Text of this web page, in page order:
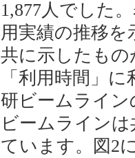
1,877人でした
用実績の推移
共に示したもの
「利用時間」
研ビームライン
ビームライン
ています。図2